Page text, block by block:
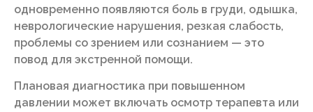
одновременно появляются боль в груди, одышка,
неврологические нарушения, резкая слабость,
проблемы со зрением или сознанием — это
повод для экстренной помощи.
Плановая диагностика при повышенном
давлении может включать осмотр терапевта или